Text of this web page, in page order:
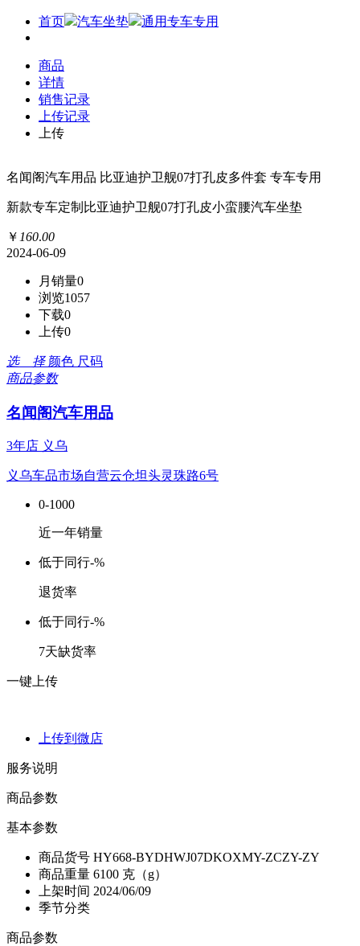
首页 汽车坐垫 通用专车专用
商品
详情
销售记录
上传记录
上传
名闻阁汽车用品 比亚迪护卫舰07打孔皮多件套 专车专用
新款专车定制比亚迪护卫舰07打孔皮小蛮腰汽车坐垫
￥ 160.00
2024-06-09
月销量0
浏览1057
下载0
上传0
选 择 颜色 尺码
商品参数
名闻阁汽车用品
3年店 义乌
义乌车品市场自营云仓坦头灵珠路6号
0-1000
近一年销量
低于同行-%
退货率
低于同行-%
7天缺货率
一键上传
上传到微店
服务说明
商品参数
基本参数
商品货号 HY668-BYDHWJ07DKOXMY-ZCZY-ZY
商品重量 6100 克（g）
上架时间 2024/06/09
季节分类
商品参数